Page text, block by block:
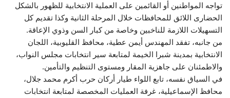
تواجه المواطنين أو القائمين على العملية الانتخابية للظهور بالشكل
الحضارى اللائق للمحافظات خلال المرحلة الثانية وكذا تقديم كل
التسهيلات اللازمة للناخبين وخاصة من كبار السن وذوي الإعاقة.
من جانبه، تفقد المهندس أيمن عطية، محافظ القليوبية، اللجان
الانتخابية بمدينة شبرا الخيمة لمتابعة سير انتخابات مجلس النواب،
والاطمئنان على جاهزية المقار ومستوى التنظيم والتأمين.
في السياق نفسه، تابع اللواء طيار أركان حرب أكرم محمد جلال،
محافظ الإسماعيلية، غرفة العمليات المخصصة لمتابعة انتخابات